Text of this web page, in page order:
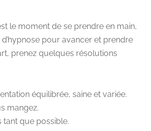
le moment de se prendre en main,
pour avancer et prendre
prenez quelques résolutions
équilibrée, saine et variée.
mangez.
tant que possible.